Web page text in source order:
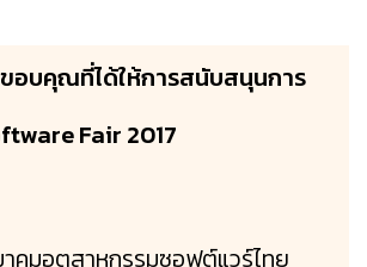
อบคุณที่ได้ให้การสนับสนุนการ
Fair 2017
คมอุตสาหกรรมซอฟต์แวร์ไทย